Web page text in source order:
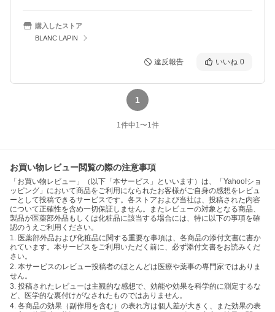
購入したストア
BLANC LAPIN
違反報告 いいね 0
1
1件中1〜1件
お買い物レビュー閲覧の際の注意事項
「お買い物レビュー」（以下「本サービス」といいます）は、「Yahoo!ショ
ッピング」において商品をご利用になられたお客様がご自身の感想をレビュ
ーとして投稿できるサービスです。各ストアおよび当社は、投稿された内容
について正確性を含め一切保証しません。またレビューの対象となる商品、
製品が医薬部外品もしくは化粧品に該当する場合には、特に以下の事項を確
認のうえご利用ください。
1. 医薬部外品および化粧品に関する重要な事項は、各商品の添付文書に書か
れています。本サービスをご利用いただく前に、必ず添付文書をお読みくだ
さい。
2. 本サービスのレビュー投稿者のほとんどは医療や薬事の専門家ではありま
せん。
3. 投稿されたレビューは主観的な感想で、効能や効果を科学的に測定するな
ど、医学的な裏付けがなされたものではありません。
4. 各商品の効果（副作用を含む）の表れ方は個人差が大きく、また効果の表